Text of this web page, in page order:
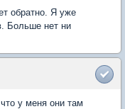
обратно. Я уже
Больше нет ни
у меня они там